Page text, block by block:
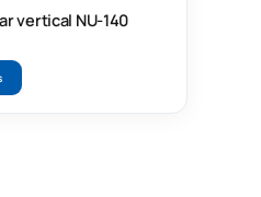
vertical NU-140